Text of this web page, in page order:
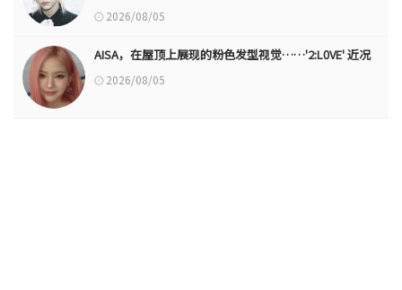
2026/08/05
AISA，在屋顶上展现的粉色发型视觉……'2:L0VE' 近况
2026/08/05